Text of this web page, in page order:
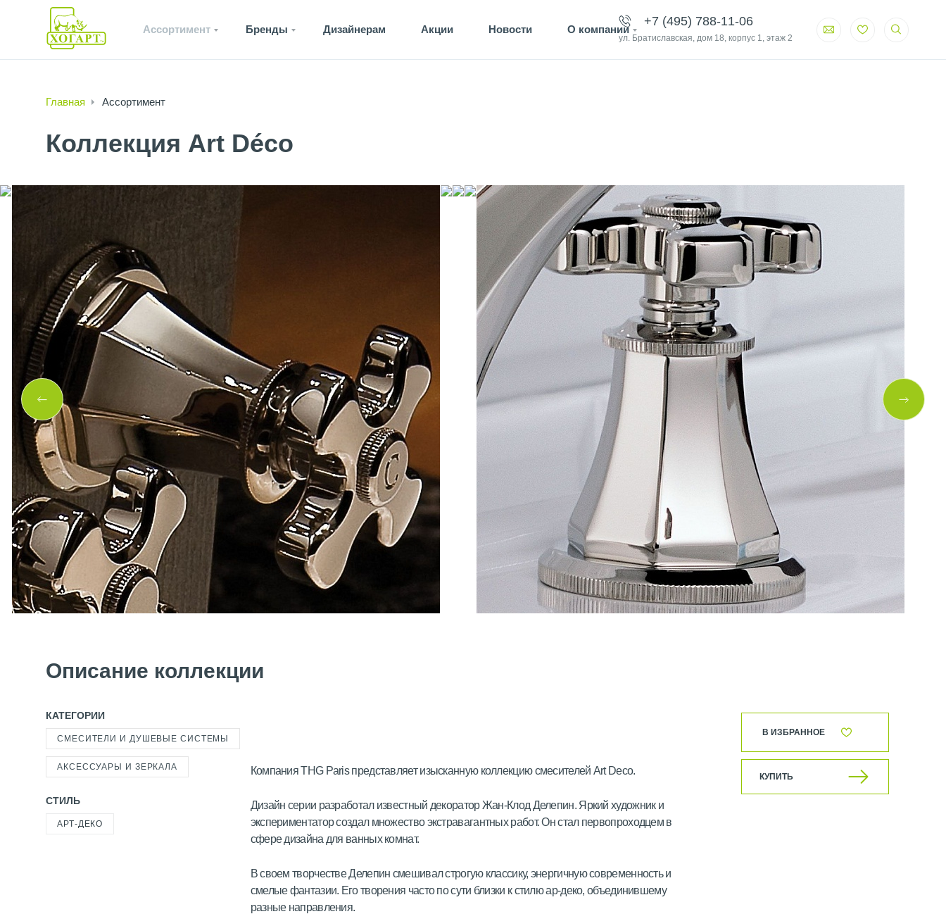
Ассортимент Бренды Дизайнерам Акции Новости О компании
+7 (495) 788-11-06
ул. Братиславская, дом 18, корпус 1, этаж 2
Главная Ассортимент
Коллекция Art Déco
Описание коллекции
КАТЕГОРИИ
СМЕСИТЕЛИ И ДУШЕВЫЕ СИСТЕМЫ
АКСЕССУАРЫ И ЗЕРКАЛА
СТИЛЬ
АРТ-ДЕКО
Компания THG Paris представляет изысканную коллекцию смесителей Art Deco.
Дизайн серии разработал известный декоратор Жан-Клод Делепин. Яркий художник и
экспериментатор создал множество экстравагантных работ. Он стал первопроходцем в
сфере дизайна для ванных комнат.
В своем творчестве Делепин смешивал строгую классику, энергичную современность и
смелые фантазии. Его творения часто по сути близки к стилю ар-деко, объединившему
разные направления.
В ИЗБРАННОЕ
КУПИТЬ